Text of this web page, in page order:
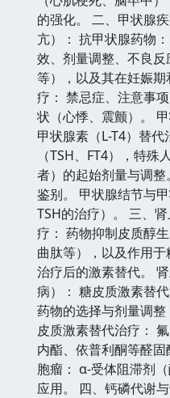
的强化。 二、甲状腺
亢）： 抗甲状腺药物
效、剂量调整、不良
等），以及其在妊娠
疗： 禁忌症、注意事
状（心悸、震颤）。
甲状腺素（L-T4）替
（TSH、FT4），特
者）的起始剂量与调
鉴别。 甲状腺结节与
TSH的治疗）。 三、
疗： 药物抑制皮质醇
曲肽等），以及作用
治疗后的激素替代。
病）： 糖皮质激素替
药物的选择与剂量调
皮质激素替代治疗：
内酯、依普利酮等醛
胞瘤： α-受体阻滞剂
应用。 四、钙磷代谢